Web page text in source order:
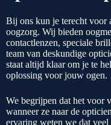
Bij ons kun je terecht voor
oogzorg. Wij bieden
contactlenzen, speciale
team van deskundige
staat altijd klaar om je te
oplossing voor jouw ogen.
We begrijpen dat het voor
wanneer ze naar de
ervaring weten we dat